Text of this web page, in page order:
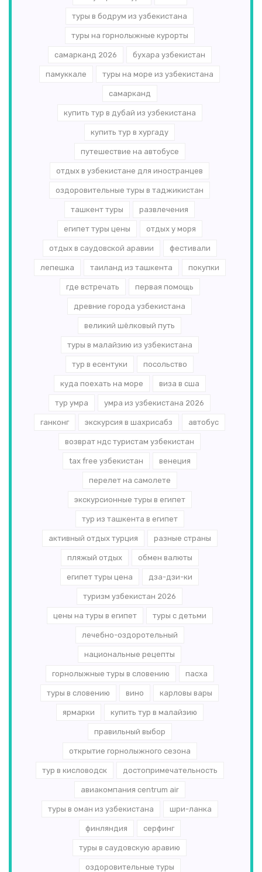
туры в бодрум из узбекистана
туры на горнолыжные курорты
самарканд 2026 бухара узбекистан
памуккале туры на море из узбекистана
самарканд
купить тур в дубай из узбекистана
купить тур в хургаду
путешествие на автобусе
отдых в узбекистане для иностранцев
оздоровительные туры в таджикистан
ташкент туры развлечения
египет туры цены отдых у моря
отдых в саудовской аравии фестивали
лепешка таиланд из ташкента покупки
где встречать первая помощь
древние города узбекистана
великий шёлковый путь
туры в малайзию из узбекистана
тур в есентуки посольство
куда поехать на море виза в сша
тур умра умра из узбекистана 2026
ганконг экскурсия в шахрисабз автобус
возврат ндс туристам узбекистан
tax free узбекистан венеция
перелет на самолете
экскурсионные туры в египет
тур из ташкента в египет
активный отдых турция разные страны
пляжый отдых обмен валюты
египет туры цена дза-дзи-ки
туризм узбекистан 2026
цены на туры в египет туры с детьми
лечебно-оздоротельный
национальные рецепты
горнолыжные туры в словению пасха
туры в словению вино карловы вары
ярмарки купить тур в малайзию
правильный выбор
открытие горнолыжного сезона
тур в кисловодск достопримечательность
авиакомпания centrum air
туры в оман из узбекистана шри-ланка
финляндия серфинг
туры в саудовскую аравию
оздоровительные туры